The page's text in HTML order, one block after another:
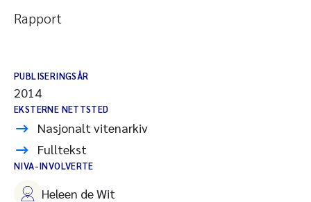
Rapport
PUBLISERINGSÅR
2014
EKSTERNE NETTSTED
Nasjonalt vitenarkiv
Fulltekst
NIVA-INVOLVERTE
Heleen de Wit